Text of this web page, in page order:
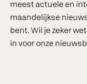
meest actuele en
maandelijkse
bent. Wil je zeker
in voor onze